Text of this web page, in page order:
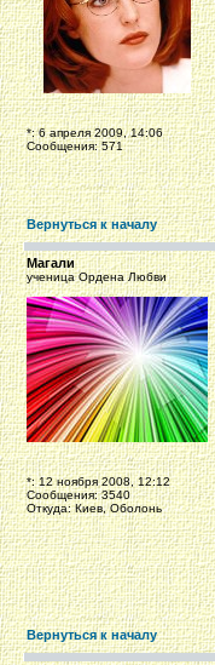
*: 6 апреля 2009, 14:06
Сообщения: 571
Вернуться к началу
Магали
ученица Ордена Любви
*: 12 ноября 2008, 12:12
Сообщения: 3540
Откуда: Киев, Оболонь
Вернуться к началу